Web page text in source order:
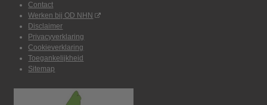
Contact
Werken bij OD NHN
Disclaimer
Privacyverklaring
Cookieverklaring
Toegankelijkheid
Sitemap